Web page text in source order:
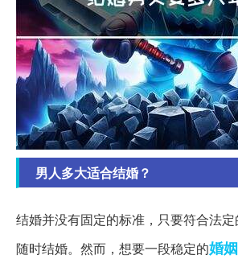
男人多大适合结婚？
结婚并没有固定的标准，只要符合法
随时结婚。然而，想要一段稳定的婚姻